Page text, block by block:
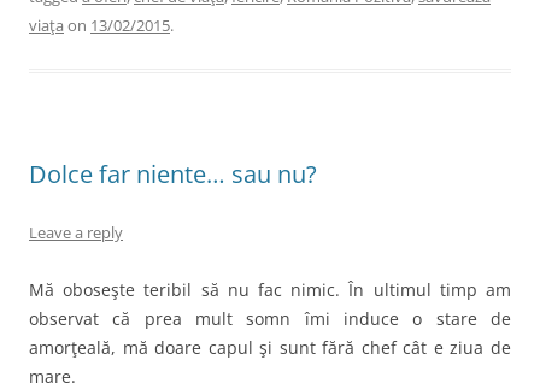
viaţa on 13/02/2015.
Dolce far niente… sau nu?
Leave a reply
Mă oboseşte teribil să nu fac nimic. În ultimul timp am
observat că prea mult somn îmi induce o stare de
amorţeală, mă doare capul şi sunt fără chef cât e ziua de
mare.